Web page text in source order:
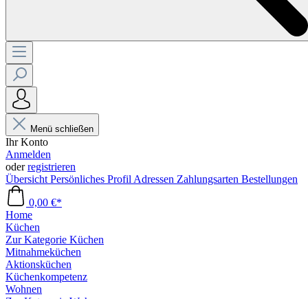
Menü schließen
Ihr Konto
Anmelden
oderregistrieren
Übersicht Persönliches Profil Adressen Zahlungsarten Bestellungen
0,00 €*
Home
Küchen
Zur Kategorie Küchen
Mitnahmeküchen
Aktionsküchen
Küchenkompetenz
Wohnen